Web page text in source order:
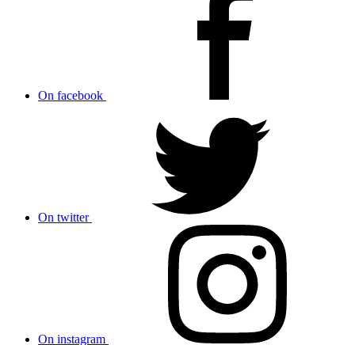
On facebook
On twitter
On instagram